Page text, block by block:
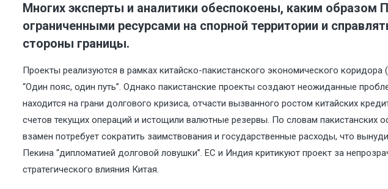
Многих эксперты и аналитики обеспокоены, каким образом
ограниченными ресурсами на спорной территории и
стороны границы.
Проекты реализуются в рамках китайско-пакистанского экономического
“Один пояс, один путь”. Однако пакистанские проекты создают неожиданные
находится на грани долгового кризиса, отчасти вызванного ростом китайских
счетов текущих операций и истощили валютные резервы. По словам
взамен потребует сократить заимствования и государственные расходы, что
Пекина “дипломатией долговой ловушки”. ЕС и Индия критикуют проект за
стратегического влияния Китая.